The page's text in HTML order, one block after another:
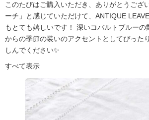
このたびはご購入いただき、ありがとうござ
ーチ」と感じていただけて、ANTIQUE
もとても嬉しいです！ 深いコバルトブルー
からの季節の装いのアクセントとしてぴった
しんでください✨
すべて表示